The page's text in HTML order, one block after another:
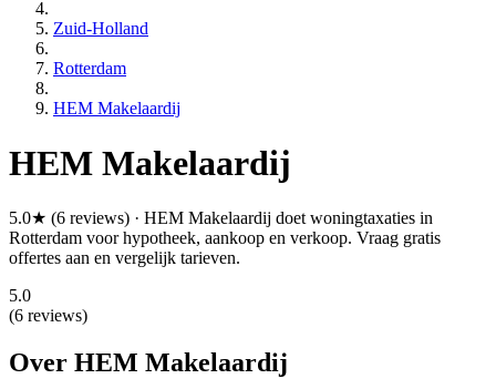
Zuid-Holland
Rotterdam
HEM Makelaardij
HEM Makelaardij
5.0★ (6 reviews) · HEM Makelaardij doet woningtaxaties in
Rotterdam voor hypotheek, aankoop en verkoop. Vraag gratis
offertes aan en vergelijk tarieven.
5.0
(6 reviews)
Over HEM Makelaardij